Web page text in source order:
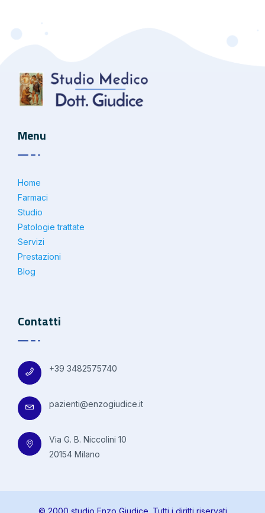
Menu
Home
Farmaci
Studio
Patologie trattate
Servizi
Prestazioni
Blog
Contatti
+39 3482575740
pazienti@enzogiudice.it
Via G. B. Niccolini 10
20154 Milano
© 2000 studio Enzo Giudice. Tutti i diritti riservati